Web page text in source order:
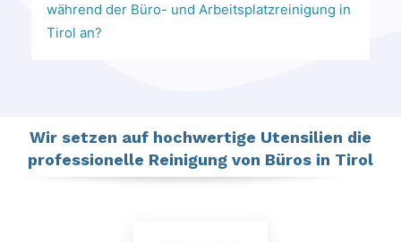
während der Büro- und Arbeitsplatzreinigung in
Tirol an?
Wir setzen auf hochwertige Utensilien die
professionelle Reinigung von Büros in Tirol